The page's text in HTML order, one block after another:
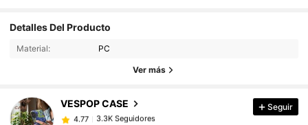
Detalles Del Producto
Material: PC
Ver más
VESPOP CASE
4.77 3.3K Seguidores
3.3K Seguidores
3.3K Seguidores
4.77
4.77 3.3K Seguidores
Seguir